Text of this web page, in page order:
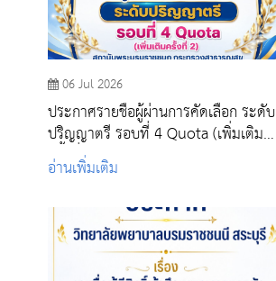
06 Jul 2026
ประกาศรายชื่อผู้ผ่านการคัดเลือก ระดับ
ปริญญาตรี รอบที่ 4 Quota (เพิ่มเติม
ครั้งที่ 2)
อ่านเพิ่มเติม